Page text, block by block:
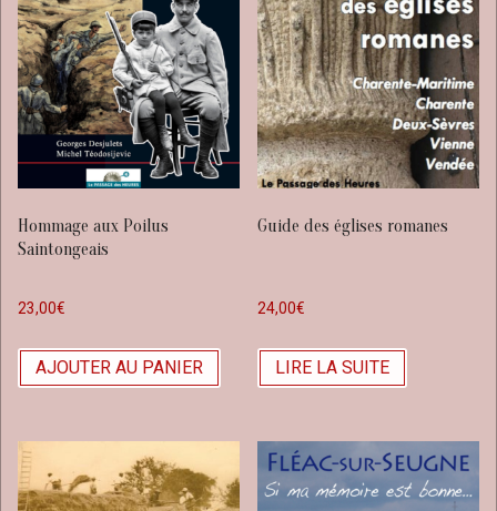
Hommage aux Poilus
Saintongeais
23,00€
AJOUTER AU PANIER
Guide des églises romanes
24,00€
LIRE LA SUITE